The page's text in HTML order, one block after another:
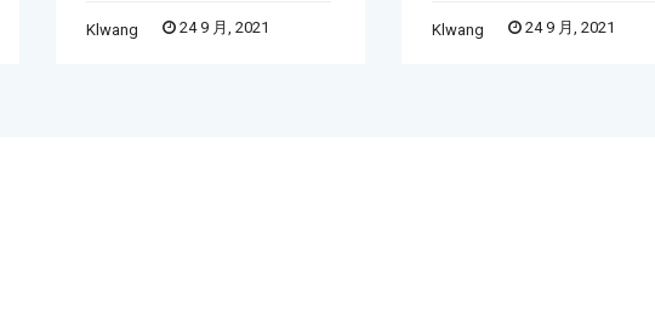
Klwang 24 9 月, 2021 Klwang 24 9 月, 2021